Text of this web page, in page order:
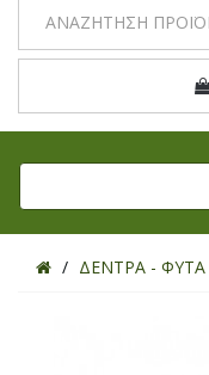
ΔΕΝΤΡΑ - ΦΥΤΑ